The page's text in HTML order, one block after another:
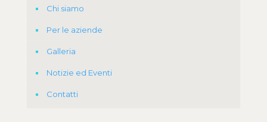
Chi siamo
Per le aziende
Galleria
Notizie ed Eventi
Contatti